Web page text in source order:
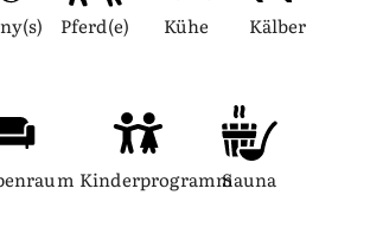
Pferd(e) Kühe Kälber
KinderprogrammSauna